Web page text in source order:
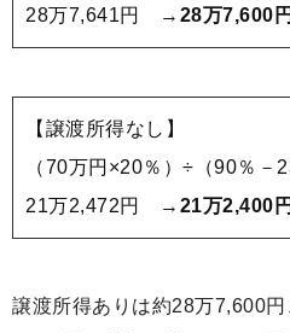
28万7,641円 → 28万7,600円
【譲渡所得なし】
（70万円×20％）÷（90％－
21万2,472円 → 21万2,400円
譲渡所得ありは約28万7,600